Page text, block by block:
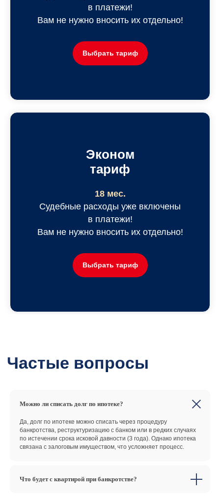
в платежи!
Вам не нужно вносить их отдельно!
Выбрать тариф
Эконом
тариф
18 мес.
Судебные расходы уже включены
в платежи!
Вам не нужно вносить их отдельно!
Выбрать тариф
Можно ли списать долг по ипотеке?
Да, долг по ипотеке можно списать через процедуру
банкротства, реструктуризацию с банком или в редких случаях
по истечении срока исковой давности (3 года). Однако ипотека
связана с залоговым имуществом, что усложняет процесс.
Что будет с квартирой при банкротстве?